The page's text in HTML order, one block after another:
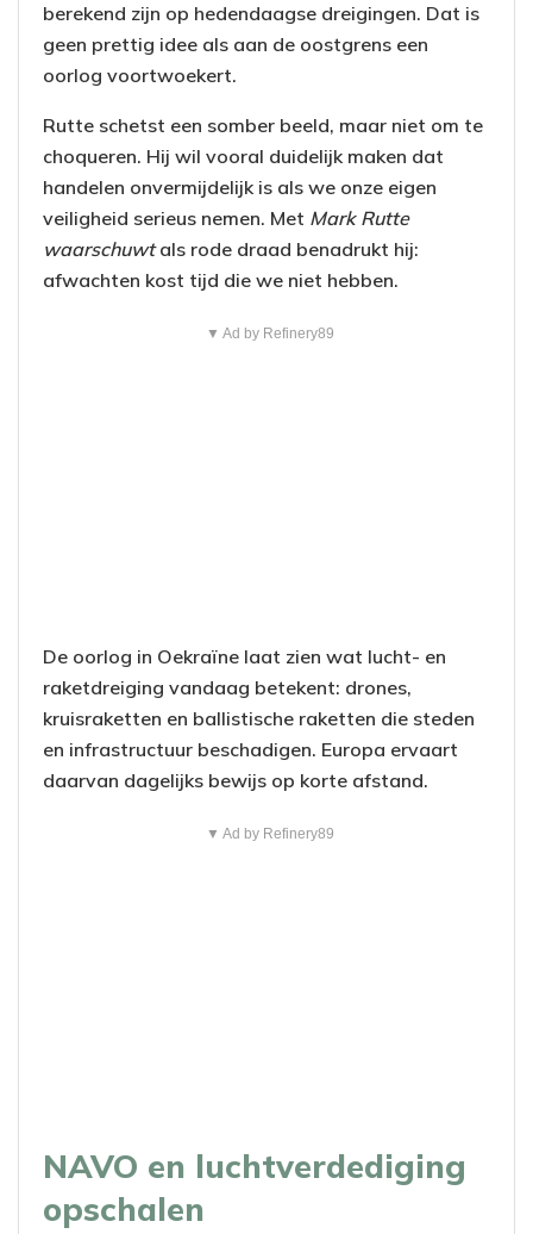
berekend zijn op hedendaagse dreigingen. Dat is
geen prettig idee als aan de oostgrens een
oorlog voortwoekert.
Rutte schetst een somber beeld, maar niet om te
choqueren. Hij wil vooral duidelijk maken dat
handelen onvermijdelijk is als we onze eigen
veiligheid serieus nemen. Met Mark Rutte
waarschuwtals rode draad benadrukt hij:
afwachten kost tijd die we niet hebben.
▼ Ad by Refinery89
De oorlog in Oekraïne laat zien wat lucht- en
raketdreiging vandaag betekent: drones,
kruisraketten en ballistische raketten die steden
en infrastructuur beschadigen. Europa ervaart
daarvan dagelijks bewijs op korte afstand.
▼ Ad by Refinery89
NAVO en luchtverdediging
opschalen